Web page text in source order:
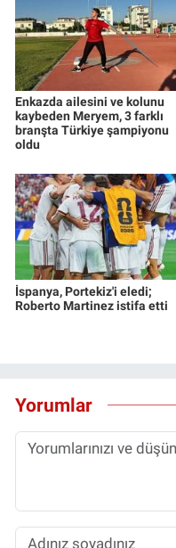
Enkazda ailesini ve kolunu
kaybeden Meryem, 3 farklı
branşta Türkiye şampiyonu
oldu
İspanya, Portekiz'i eledi;
Roberto Martinez istifa etti
Yorumlar